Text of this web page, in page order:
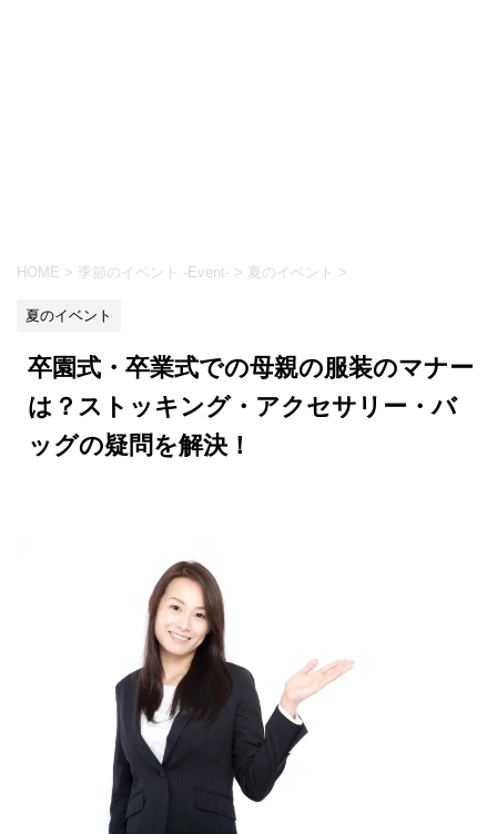
HOME > 季節のイベント -Event- > 夏のイベント >
夏のイベント
卒園式・卒業式での母親の服装のマナー
は？ストッキング・アクセサリー・バ
ッグの疑問を解決！